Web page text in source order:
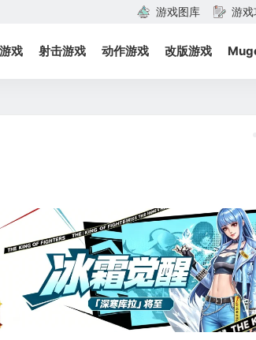
游戏图库 游
戏 射击游戏 动作游戏 改版游戏